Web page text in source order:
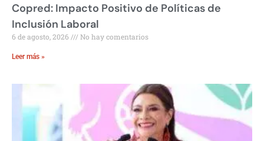
Copred: Impacto Positivo de Políticas de
Inclusión Laboral
6 de agosto, 2026 No hay comentarios
Leer más »